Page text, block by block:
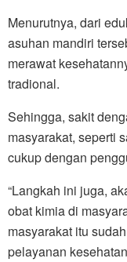
Menurutnya, dari
asuhan mandiri
merawat
tradional.
Sehingga, sakit
masyarakat, seperti
cukup dengan
“Langkah ini juga,
obat kimia di
masyarakat itu
pelayanan